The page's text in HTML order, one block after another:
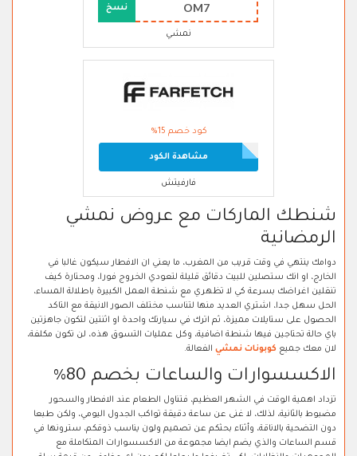
OM7 نسخ
نمشي
كود خصم 15%
مشاهدة الكود
فارفيتش
شنطك الماركات مع عروض نمشي
الرمضانية
دوامك ينتهي في وقت قريب من المغرب، ما يعني ان الافطار سيكون غالبا في
الخارج، او انك ستصلين للبيت دقائق قليلة لتعودي الخروج فورا، ومحتارة كيف
تنقلين اغراضك بسرعة كي لا تظهري مع شنطة العمل الكبيرة باطلالة المساء،
الحل سهل جدا، اشتري العديد منها لتناسب مختلف الصور الانيقة مع التاكد
الحصول على ستايلات مميزة، ثم اترك في سيارتك واحدة او اثنتين لتكون جاهزتين
باي حالة تحتاجين فيها شنطة اضافية، وكل عمليات التسوق هذه، لن تكون مكلفة،
لان معك جميع كوبونات نمشي الفعالة.
الاكسسوارات والساعات بخصم 80%
تزداد اهمية الوقت في الشهر العظيم، فتناول الطعام عند الافطار والسحور
مضبوط بالثانية، لذلك، لا غنى عن ساعة دقيقة تواكب الجدول اليومي، ولكن طبعا
دون التضحية بالاناقة، وأثناء بحثكم عن تصميم ولون يناسب ذوقكم، سترونها في
قسم الساعات والذي يضم ايضا مجموعة من الاكسسوارات المتكاملة مع